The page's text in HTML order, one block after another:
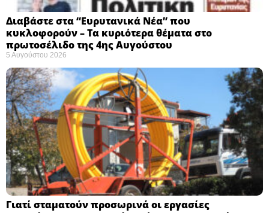
Διαβάστε στα “Ευρυτανικά Νέα” που
κυκλοφορούν – Τα κυριότερα θέματα στο
πρωτοσέλιδο της 4ης Αυγούστου
5 Αυγούστου 2026
Γιατί σταματούν προσωρινά οι εργασίες